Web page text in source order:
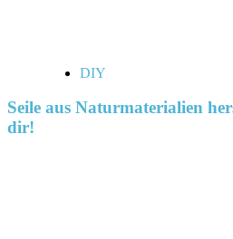
DIY
Seile aus Naturmaterialien
dir!